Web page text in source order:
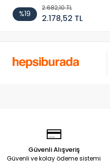
%19
2.682,10 TL
2.178,52 TL
Güvenli Alışveriş
Güvenli ve kolay ödeme sistemi